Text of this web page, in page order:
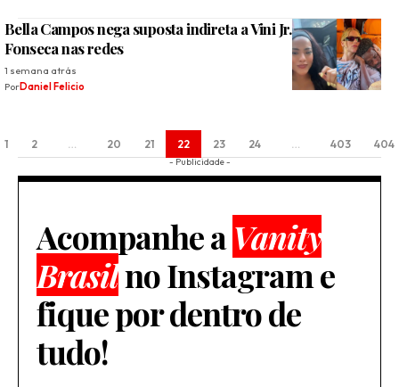
Bella Campos nega suposta indireta a Vini Jr. e Virginia
Fonseca nas redes
1 semana atrás
PorDaniel Felicio
1 2 … 20 21 22 23 24 … 403 404
- Publicidade -
Acompanhe aVanity
Brasilno Instagram e
fique por dentro de
tudo!